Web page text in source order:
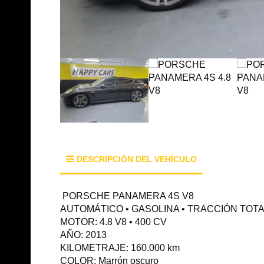
DESCRIPCIÓN DEL VEHÍCULO
PORSCHE PANAMERA 4S V8
AUTOMÁTICO • GASOLINA • TRACCIÓN
MOTOR: 4.8 V8 • 400 CV
AÑO: 2013
KILOMETRAJE: 160.000 km
COLOR: Marrón oscuro